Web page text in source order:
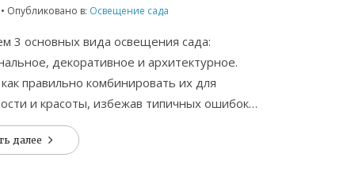
• Опубликовано в: Освещение сада
3 основных вида освещения сада:
декоративное и архитектурное.
правильно комбинировать их для
и красоты, избежав типичных ошибок
далее